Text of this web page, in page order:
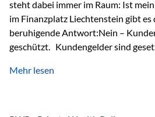
steht dabei immer im Raum: Ist
im Finanzplatz Liechtenstein gibt es
beruhigende Antwort:Nein –
geschützt. Kundengelder sind
sogenannte Sondermasse. Das
Mehr lesen